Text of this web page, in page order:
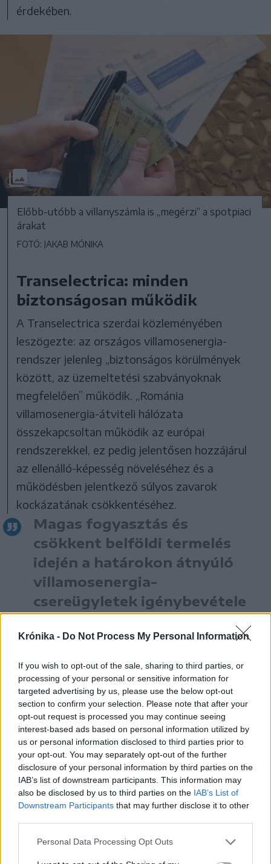
Krónika - Do Not Process My Personal Information
If you wish to opt-out of the sale, sharing to third parties, or
processing of your personal or sensitive information for
targeted advertising by us, please use the below opt-out
section to confirm your selection. Please note that after your
opt-out request is processed you may continue seeing
interest-based ads based on personal information utilized by
us or personal information disclosed to third parties prior to
your opt-out. You may separately opt-out of the further
disclosure of your personal information by third parties on the
IAB’s list of downstream participants. This information may
also be disclosed by us to third parties on the IAB’s List of
Downstream Participants that may further disclose it to other
Personal Data Processing Opt Outs
érdekében.
Előbb-utóbb a villanyszámla is „megérzi” a spotpiaci
árakat
FOTÓ: JAKAB MÓNIKA
Transelectrica: minden
biztonságosan működik
A Transelectrica szerdai közleményében
leszögezte: az országos villamosenergia-
rendszer jelenleg „biztonságos körülmények
között, az üzemeltetési szabványoknak
megfelelően” működik. „Románia
villamosenergia-átviteli hálózata
összekapcsoltan működik az európai
rendszerekkel, ez pedig jelentősen hozzájárul
az ellenálló-képesség növeléséhez és a
működésben jelentkező súlyos zavarok
kockázatának csökkentéséhez.
Magas fogyasztás és
csökkent belföldi termelés
idején a határokon átnyúló
villamosenergia-
csereügyletek igénybevétele
európai energiarendszer
normális működési
mechanizmusának számít”
– olvasható a közleményben. Tehát a
Transelectrica szerint a rendszer nagy terhelés
alatt van, de biztonságosan működik, így ez
nem „áramszünet-közeli” bejelentés, hanem
inkább üzemirányítási és piaci figyelmeztetés.
korábban írtuk